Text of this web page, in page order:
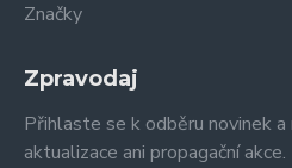
Značky
Zpravodaj
Přihlaste se k odběru novinek
aktualizace ani propagační akce.